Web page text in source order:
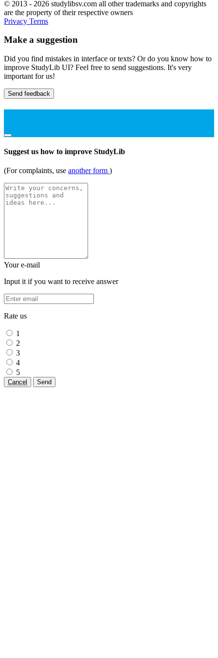
© 2013 - 2026 studylibsv.com all other trademarks and copyrights
are the property of their respective owners
Privacy Terms
Make a suggestion
Did you find mistakes in interface or texts? Or do you know how to
improve StudyLib UI? Feel free to send suggestions. It's very
important for us!
Send feedback
Suggest us how to improve StudyLib
(For complaints, use another form )
Your e-mail
Input it if you want to receive answer
Rate us
1
2
3
4
5
Cancel Send